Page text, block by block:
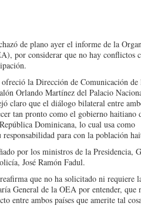
de plano ayer el informe de la
por considerar que no hay conflictos
ofreció la Dirección de Comunicación de
Orlando Martínez del Palacio
claro que el diálogo bilateral entre
tan pronto como el gobierno haitiano
Dominicana, lo cual usa como
responsabilidad para con la población
por los ministros de la Presidencia,
José Ramón Fadul.
que no ha solicitado ni requiere
General de la OEA por entender, que
entre ambos países que amerite tal